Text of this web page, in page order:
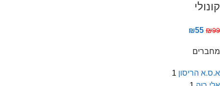
מחברים
א.ס.א הריסון 1
קונולי
₪99
₪55